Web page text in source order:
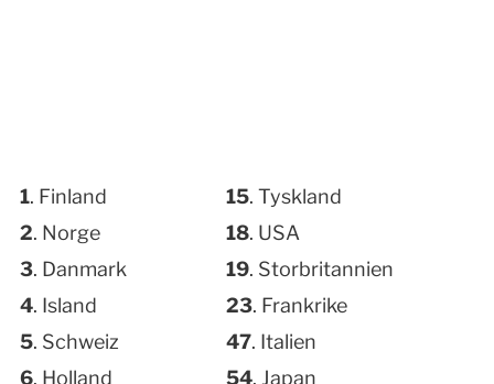
1. Finland 15. Tyskland
2. Norge 18. USA
3. Danmark 19. Storbritannien
4. Island 23. Frankrike
5. Schweiz 47. Italien
6. Holland 54. Japan